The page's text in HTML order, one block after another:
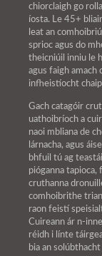
chiorclaigh go
íosta. Le 45+
leat an
sprioc agus do
theicniúil inniu le
agus faigh amach
infheistíocht
Gach catagóir
uathoibríoch a
naoi mbliana de
lárnacha, agus
bhfuil tú ag
pióganna tapioca,
cruthanna
comhoibrithe
raon feistí
Cuireann ár n-
réidh i línte
bia an